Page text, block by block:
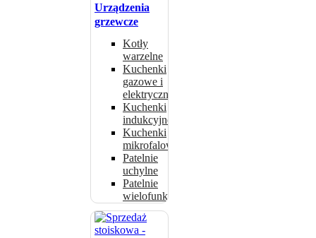
Urządzenia
grzewcze
Kotły
warzelne
Kuchenki
gazowe i
elektryczne
Kuchenki
indukcyjne
Kuchenki
mikrofalowe
Patelnie
uchylne
Patelnie
wielofunkcyjne